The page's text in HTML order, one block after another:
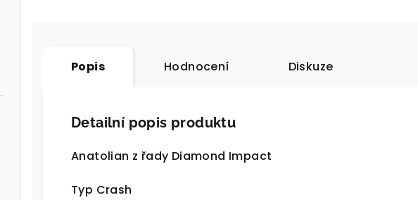
Popis Hodnocení Diskuze
Detailní popis produktu
Anatolian z řady Diamond Impact
Typ Crash